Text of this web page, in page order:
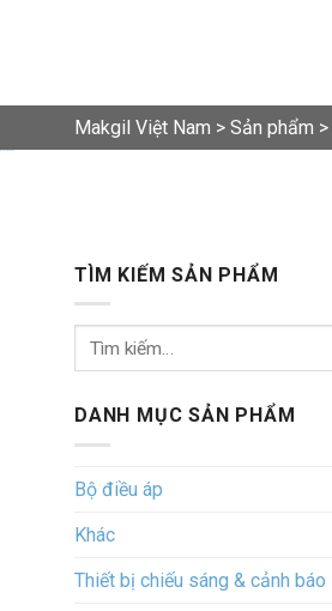
Makgil Việt Nam > Sản phẩm >
TÌM KIẾM SẢN PHẨM
Tìm
DANH MỤC SẢN PHẨM
Bộ điều áp
Khác
Thiết bị chiếu sáng & cảnh báo